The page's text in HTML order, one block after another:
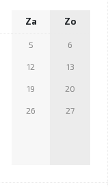
Za Zo
5 6
12 13
19 20
26 27